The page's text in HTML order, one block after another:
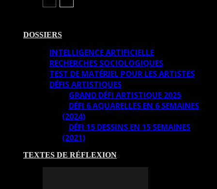
DOSSIERS
INTELLIGENCE ARTIFICIELLE
RECHERCHES SOCIOLOGIQUES
TEST DE MATÉRIEL POUR LES ARTISTES
DÉFIS ARTISTIQUES
GRAND DÉFI ARTISTIQUE 2025
DÉFI 6 AQUARELLES EN 6 SEMAINES
(2024)
DÉFI 15 DESSINS EN 15 SEMAINES
(2021)
TEXTES DE RÉFLEXION